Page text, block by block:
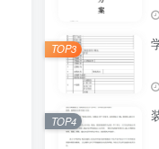
TOP3
TOP4